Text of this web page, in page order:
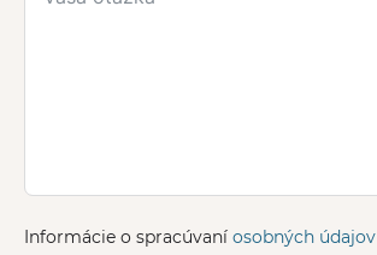
Informácie o spracúvaní osobných údajov